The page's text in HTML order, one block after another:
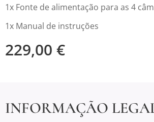
1x Fonte de alimentação para as 4
1x Manual de instruções
229,00 €
INFORMAÇÃO